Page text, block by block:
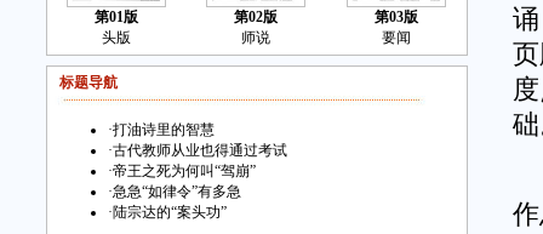
第01版
头版
第02版
师说
第03版
要闻
标题导航
·打油诗里的智慧
·古代教师从业也得通过考试
·帝王之死为何叫“驾崩”
·急急“如律令”有多急
·陆宗达的“案头功”